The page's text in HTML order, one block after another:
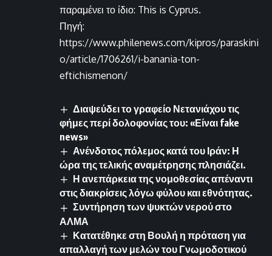
παραμένει το ίδιο: This is Cyprus.
Πηγή:
https://www.philenews.com/kipros/paraskini
o/article/1706261/i-banania-ton-
eftichismenon/
Διαψεύδει το γραφείο Νετανιάχου τις
φήμες περί δολοφονίας του: «Είναι fake
news»
Ανένδοτος πόλεμος κατά του Ιράν: Η
ώρα της τελικής αναμέτρησης πλησιάζει.
Η ανεπάρκεια της νομοθεσίας απέναντι
στις διακρίσεις λόγω φύλου και εθνότητας.
Συντήρηση των ψυκτών νερού στο
ΑΛΜΑ
Κατατέθηκε στη Βουλή η πρόταση για
απαλλαγή των μελών του Γνωμοδοτικού